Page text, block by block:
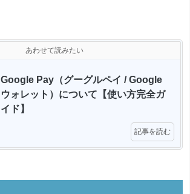
あわせて読みたい
Google Pay（グーグルペイ / Google
ウォレット）について【使い方完全ガ
イド】
記事を読む